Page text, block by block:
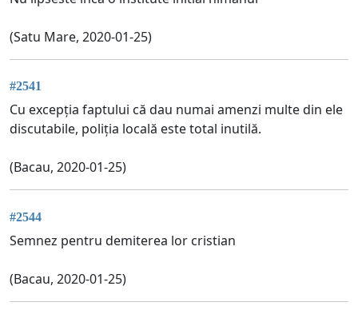
(Satu Mare, 2020-01-25)
#2541
Cu excepția faptului că dau numai amenzi multe din ele
discutabile, poliția locală este total inutilă.
(Bacau, 2020-01-25)
#2544
Semnez pentru demiterea lor cristian
(Bacau, 2020-01-25)